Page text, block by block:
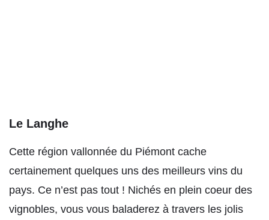
Le Langhe
Cette région vallonnée du Piémont cache
certainement quelques uns des meilleurs vins du
pays. Ce n’est pas tout ! Nichés en plein coeur des
vignobles, vous vous baladerez à travers les jolis